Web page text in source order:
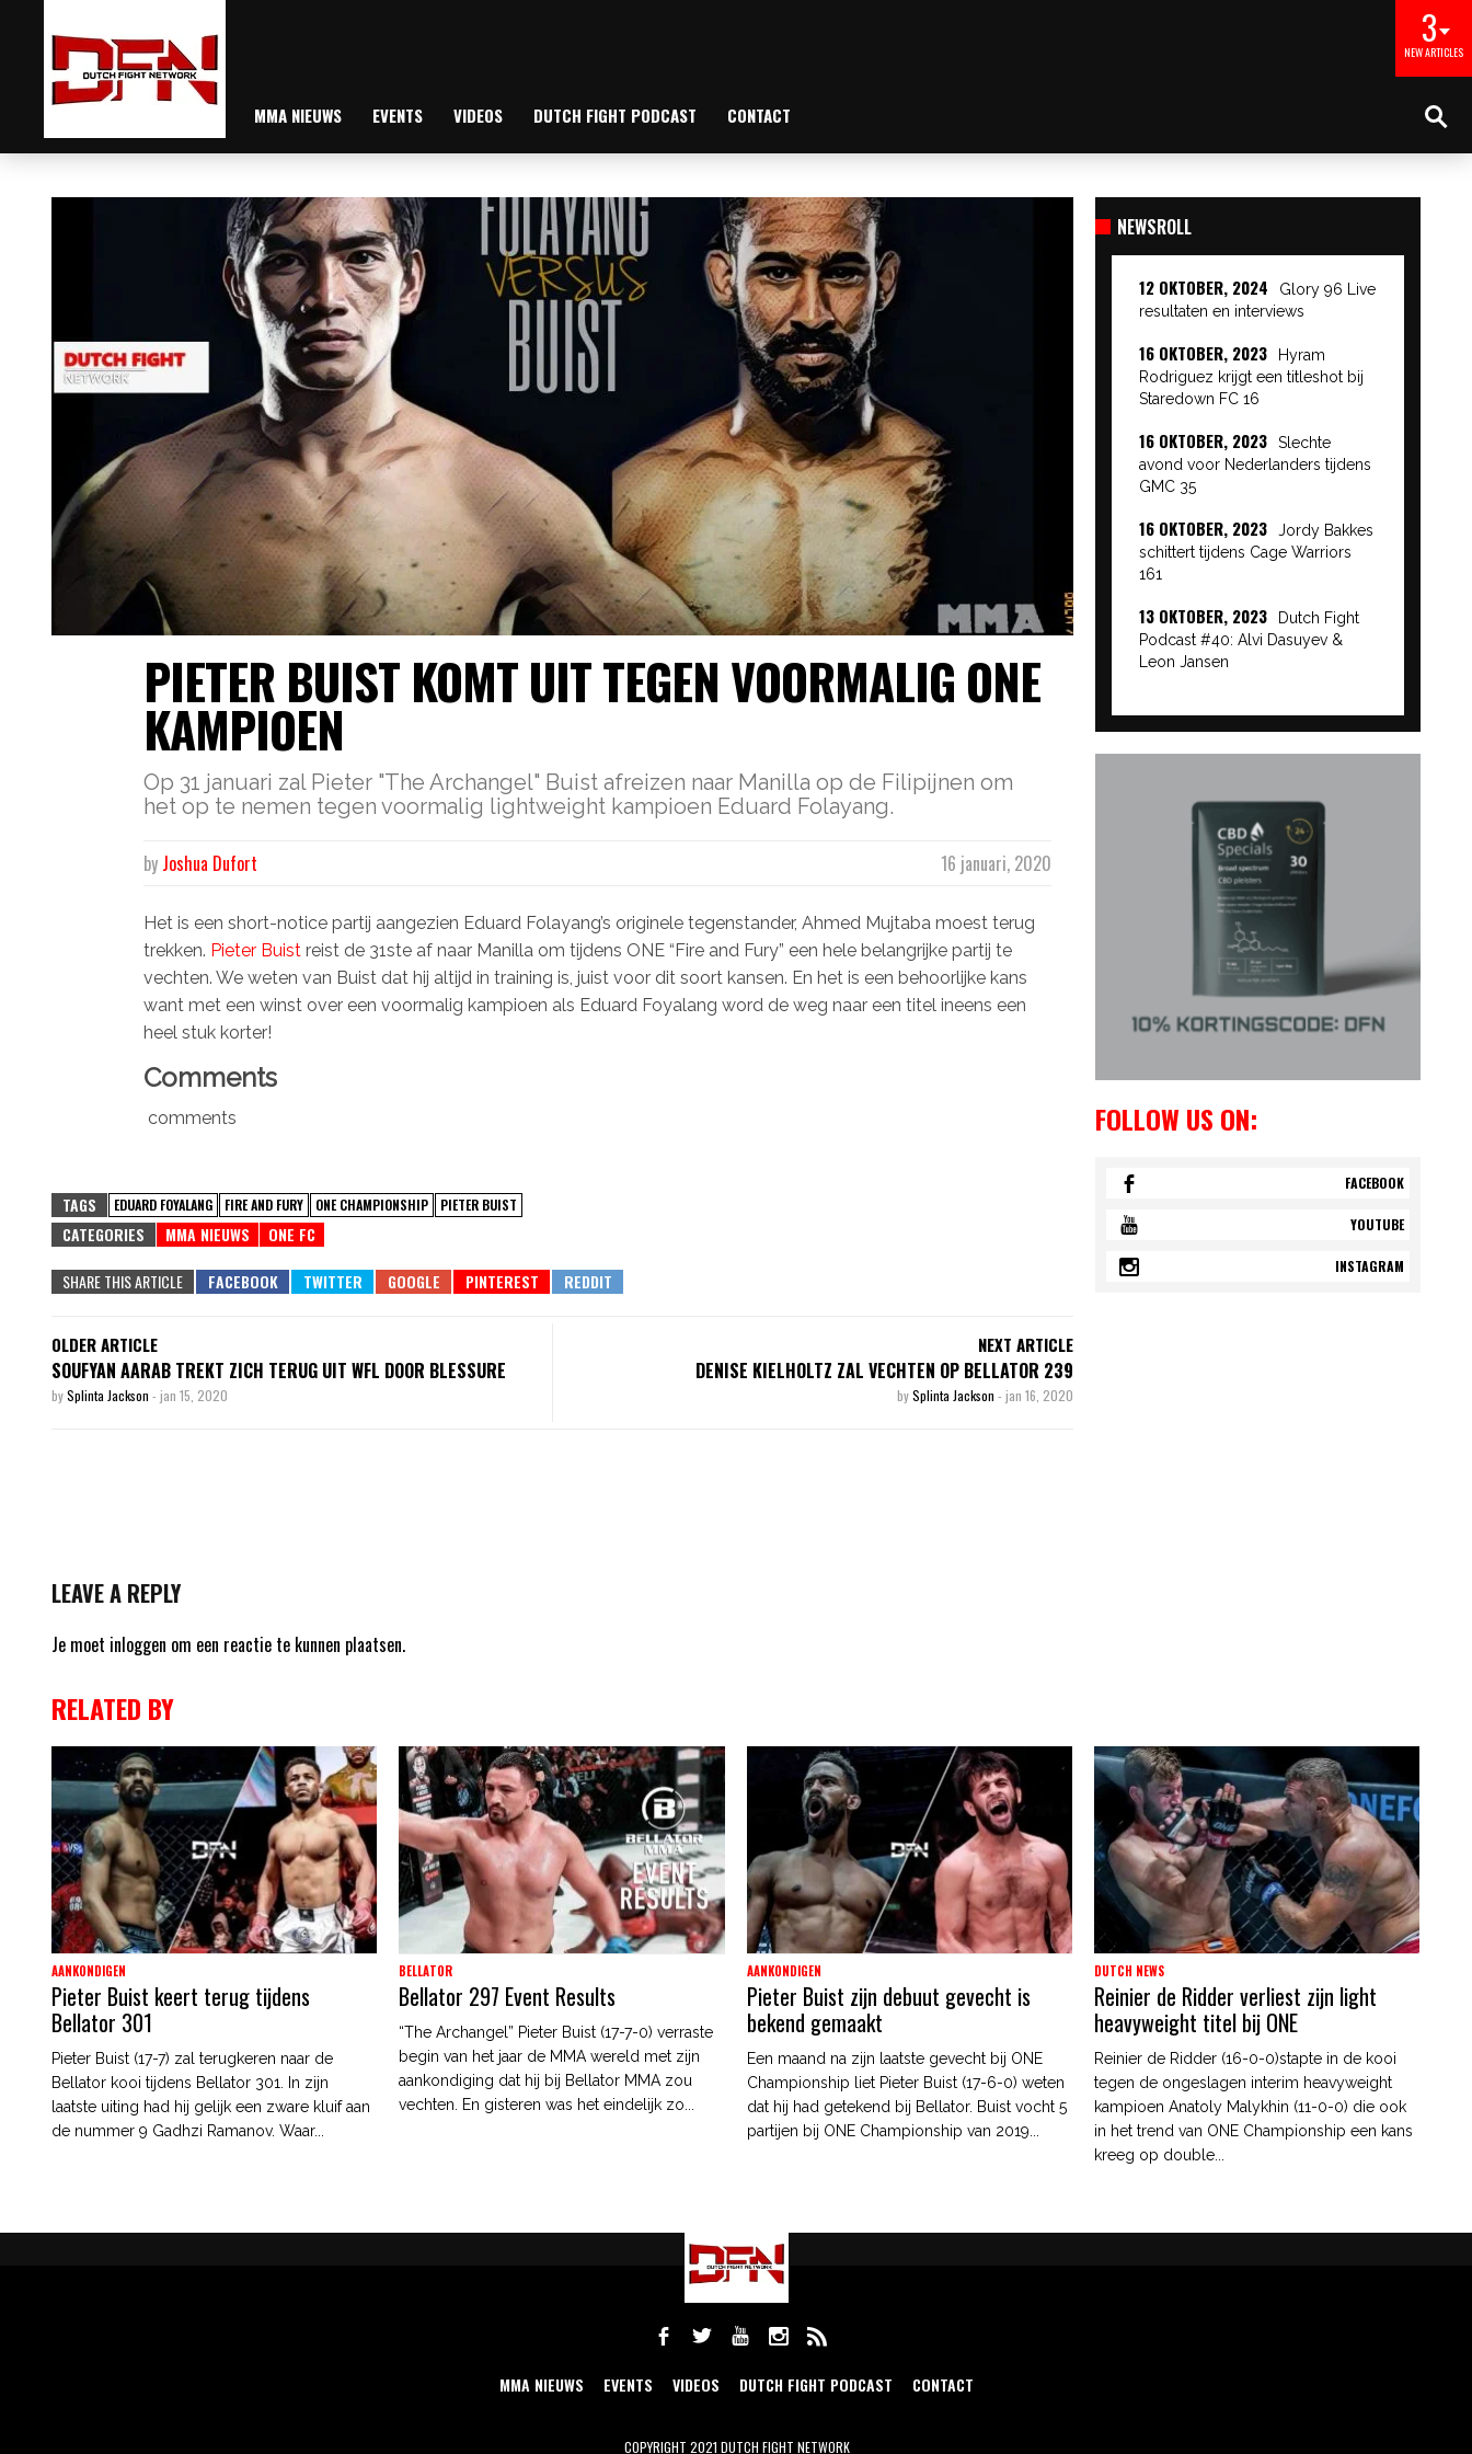
3
NEW ARTICLES
MMA NIEUWS EVENTS VIDEOS DUTCH FIGHT PODCAST CONTACT
PIETER BUIST KOMT UIT TEGEN VOORMALIG ONE
KAMPIOEN
Op 31 januari zal Pieter "The Archangel" Buist afreizen naar Manilla op de Filipijnen om
het op te nemen tegen voormalig lightweight kampioen Eduard Folayang.
16 januari, 2020
by Joshua Dufort
Het is een short-notice partij aangezien Eduard Folayang’s originele tegenstander, Ahmed Mujtaba moest terug
trekken. Pieter Buist reist de 31ste af naar Manilla om tijdens ONE “Fire and Fury” een hele belangrijke partij te
vechten. We weten van Buist dat hij altijd in training is, juist voor dit soort kansen. En het is een behoorlijke kans
want met een winst over een voormalig kampioen als Eduard Foyalang word de weg naar een titel ineens een
heel stuk korter!
Comments
comments
TAGS EDUARD FOYALANG FIRE AND FURY ONE CHAMPIONSHIP PIETER BUIST
CATEGORIES MMA NIEUWS ONE FC
SHARE THIS ARTICLE
OLDER ARTICLE
SOUFYAN AARAB TREKT ZICH TERUG UIT WFL DOOR BLESSURE
bySplinta Jackson - jan 15, 2020
NEXT ARTICLE
DENISE KIELHOLTZ ZAL VECHTEN OP BELLATOR 239
bySplinta Jackson - jan 16, 2020
LEAVE A REPLY
Je moet inloggen om een reactie te kunnen plaatsen.
NEWSROLL
12 OKTOBER, 2024
Glory 96 Live
resultaten en interviews
16 OKTOBER, 2023
Hyram
Rodriguez krijgt een titleshot bij
Staredown FC 16
16 OKTOBER, 2023
Slechte
avond voor Nederlanders tijdens
GMC 35
16 OKTOBER, 2023
Jordy Bakkes
schittert tijdens Cage Warriors
161
13 OKTOBER, 2023
Dutch Fight
Podcast #40: Alvi Dasuyev &
Leon Jansen
FOLLOW US ON:
FACEBOOK
YOUTUBE
INSTAGRAM
RELATED BY
AANKONDIGEN
Pieter Buist keert terug tijdens
Bellator 301
Pieter Buist (17-7) zal terugkeren naar de
Bellator kooi tijdens Bellator 301. In zijn
laatste uiting had hij gelijk een zware kluif aan
de nummer 9 Gadhzi Ramanov. Waar...
BELLATOR
Bellator 297 Event Results
“The Archangel” Pieter Buist (17-7-0) verraste
begin van het jaar de MMA wereld met zijn
aankondiging dat hij bij Bellator MMA zou
vechten. En gisteren was het eindelijk zo...
AANKONDIGEN
Pieter Buist zijn debuut gevecht is
bekend gemaakt
Een maand na zijn laatste gevecht bij ONE
Championship liet Pieter Buist (17-6-0) weten
dat hij had getekend bij Bellator. Buist vocht 5
partijen bij ONE Championship van 2019...
DUTCH NEWS
Reinier de Ridder verliest zijn light
heavyweight titel bij ONE
Reinier de Ridder (16-0-0)stapte in de kooi
tegen de ongeslagen interim heavyweight
kampioen Anatoly Malykhin (11-0-0) die ook
in het trend van ONE Championship een kans
kreeg op double...
MMA NIEUWS EVENTS VIDEOS DUTCH FIGHT PODCAST CONTACT
COPYRIGHT 2021 DUTCH FIGHT NETWORK